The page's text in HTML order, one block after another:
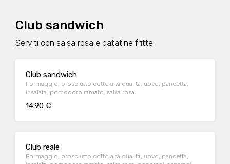
Club sandwich
Serviti con salsa rosa e patatine fritte
Club sandwich
Formaggio, prosciutto cotto alta qualità, uovo, pancetta,
insalata, pomodoro ramato, salsa rosa
14.90 €
Club reale
Formaggio, prosciutto cotto alta qualità, uovo, pancetta,